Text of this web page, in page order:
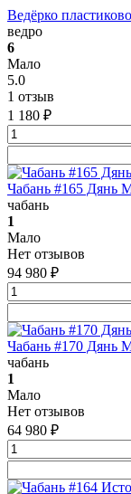
Ведёрко
ведро
6
Мало
5.0
1 отзыв
1 180 ₽
Чабань #165 Дянь
чабань
1
Мало
Нет отзывов
94 980 ₽
Чабань #170 Дянь
чабань
1
Мало
Нет отзывов
64 980 ₽